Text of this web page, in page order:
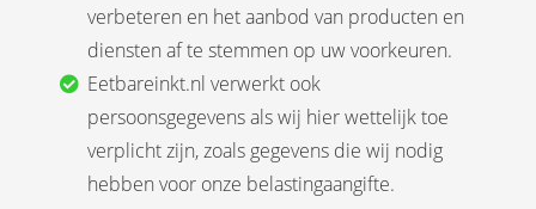
verbeteren en het aanbod van producten en
diensten af te stemmen op uw voorkeuren.
Eetbareinkt.nl verwerkt ook
persoonsgegevens als wij hier wettelijk toe
verplicht zijn, zoals gegevens die wij nodig
hebben voor onze belastingaangifte.